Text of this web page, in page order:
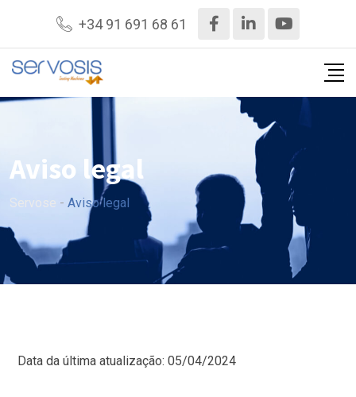
+34 91 691 68 61
Aviso legal
Servose - Aviso legal
Data da última atualização: 05/04/2024